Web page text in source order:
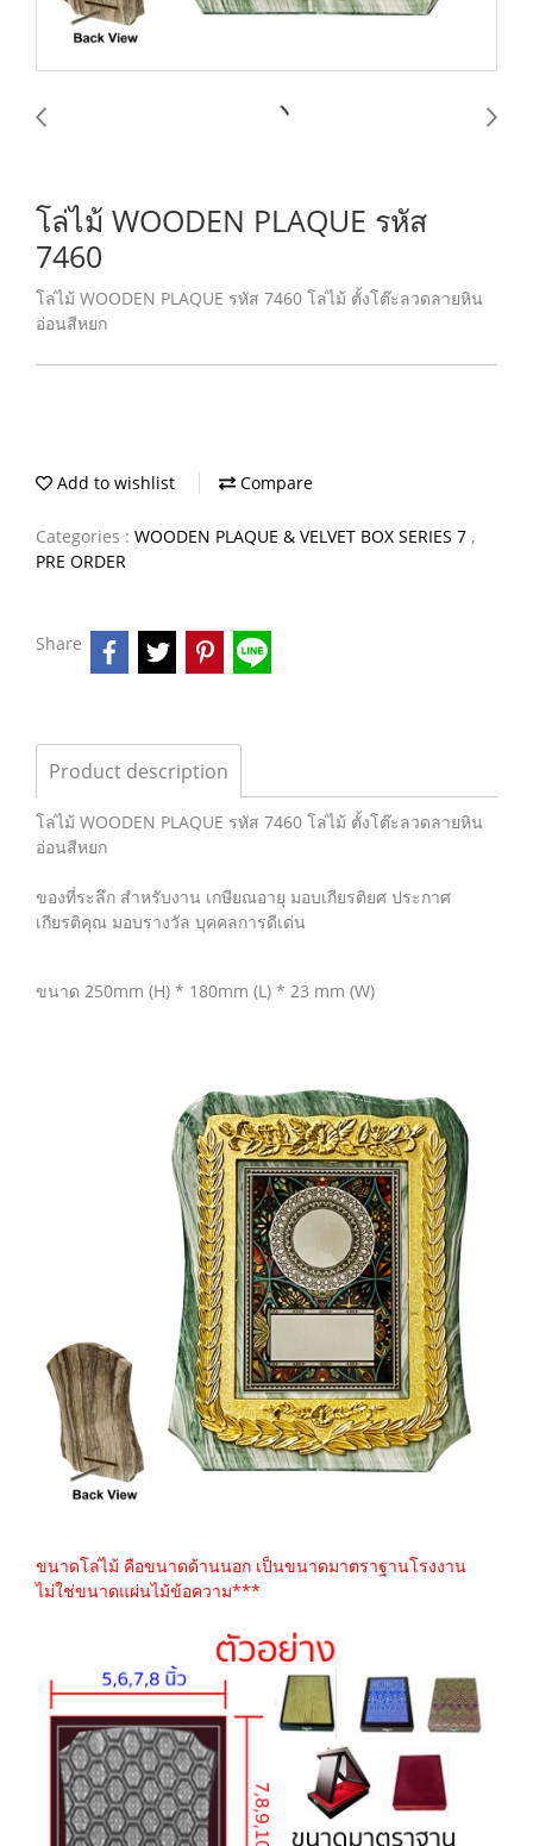
โล่ไม้ WOODEN PLAQUE รหัส
7460
โล่ไม้ WOODEN PLAQUE รหัส 7460 โล่ไม้ ตั้งโต๊ะลวดลายหิน
อ่อนสีหยก
Add to wishlist Compare
Categories : WOODEN PLAQUE & VELVET BOX SERIES 7 ,
PRE ORDER
Share
Product description
โล่ไม้ WOODEN PLAQUE รหัส 7460 โล่ไม้ ตั้งโต๊ะลวดลายหิน
อ่อนสีหยก
ของที่ระลึก สำหรับงาน เกษียณอายุ มอบเกียรติยศ ประกาศ
เกียรติคุณ มอบรางวัล บุคคลการดีเด่น
ขนาด 250mm (H) * 180mm (L) * 23 mm (W)
ขนาดโล่ไม้ คือขนาดด้านนอก เป็นขนาดมาตราฐานโรงงาน
ไม่ใช่ขนาดแผ่นไม้ข้อความ***